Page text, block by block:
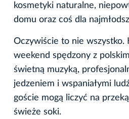
kosmetyki naturalne,
domu oraz coś dla
Oczywiście to nie wszystko.
weekend spędzony z
świetną muzyką,
jedzeniem i wspaniałymi
goście mogą liczyć na
świeże soki.